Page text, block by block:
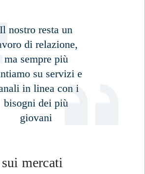
Il nostro resta un
di relazione,
ma sempre più
su servizi e
in linea con i
bisogni dei più
giovani
mercati